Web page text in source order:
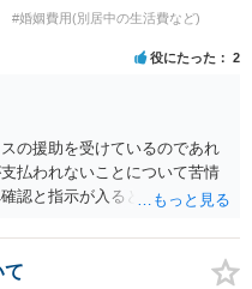
#婚姻費用(別居中の生活費など)
役にたった 2
の援助を受けているのであれ
払われないことについて苦情
認と指示が入ると思います。
て